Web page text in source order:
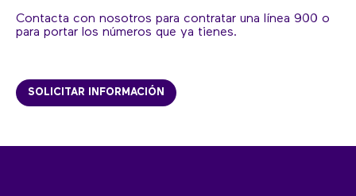
Contacta con nosotros para contratar una línea 900 o
para portar los números que ya tienes.
SOLICITAR INFORMACIÓN